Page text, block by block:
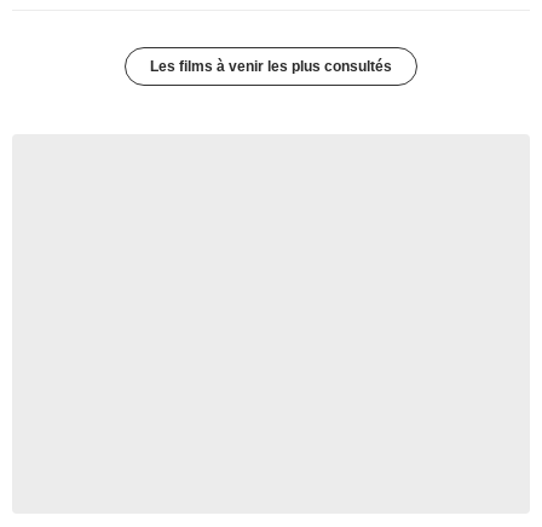
Les films à venir les plus consultés